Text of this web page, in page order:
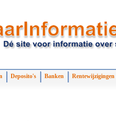
Deposito's Banken Rentewijzigingen